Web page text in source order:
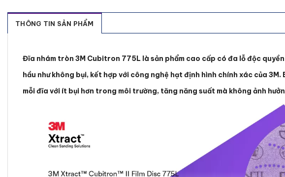
THÔNG TIN SẢN PHẨM
Đĩa nhám tròn 3M Cubitron 775L là sản phẩm cao cấp có đa lỗ độc
hầu như không bụi, kết hợp với công nghệ hạt định hình chính xác của
mỗi đĩa với ít bụi hơn trong môi trường, tăng năng suất mà không ảnh